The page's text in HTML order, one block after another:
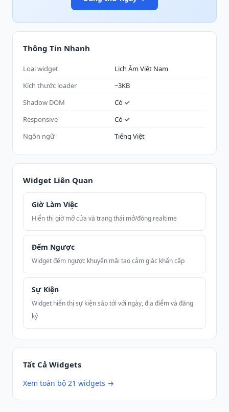
Thông Tin Nhanh
Loại widget
Lịch Âm Việt Nam
Kích thước loader
~3KB
Shadow DOM
Có ✓
Responsive
Có ✓
Ngôn ngữ
Tiếng Việt
Widget Liên Quan
Giờ Làm Việc
Hiển thị giờ mở cửa và trạng thái mở/đóng realtime
Đếm Ngược
Widget đếm ngược khuyến mãi tạo cảm giác khẩn cấp
Sự Kiện
Widget hiển thị sự kiện sắp tới với ngày, địa điểm và đăng
ký
Tất Cả Widgets
Xem toàn bộ 21 widgets →